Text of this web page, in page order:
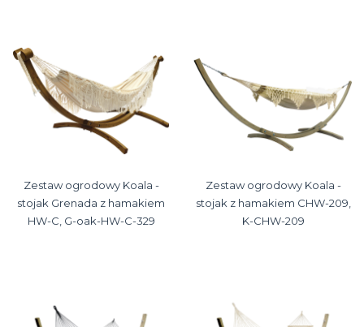
Zestaw ogrodowy Koala -
stojak Grenada z hamakiem
HW-C, G-oak-HW-C-329
Zestaw ogrodowy Koala -
stojak z hamakiem CHW-209,
K-CHW-209